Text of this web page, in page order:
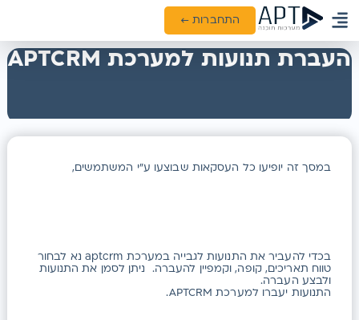
התחברות ←
העברת תנועות למערכת APTCRM
במסך זה יופיעו כל העסקאות שבוצעו ע”י המשתמשים,
בכדי להעביר את התנועות לגבייה במערכת aptcrm נא לבחור
טווח תאריכים, קופה, וקמפיין להעברה. ניתן לסמן את התנועות
ולבצע העברה.
התנועות יעברו למערכת APTCRM.